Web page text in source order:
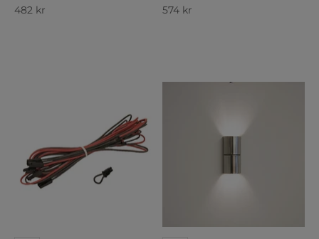
REA-pris
482 kr REA-pris
574 kr